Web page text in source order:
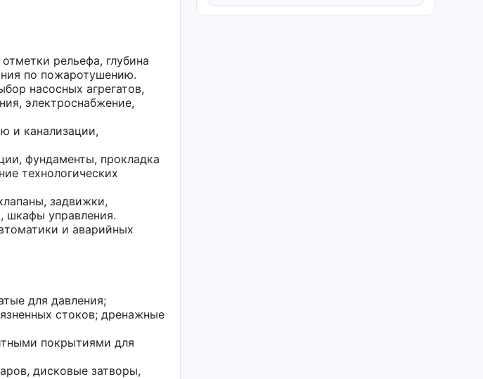
рельефа, глубина
по пожаротушению.
насосных агрегатов,
электроснабжение,
и канализации,
фундаменты, прокладка
технологических
задвижки,
шкафы управления.
и аварийных
для давления;
стоков; дренажные
покрытиями для
дисковые затворы,